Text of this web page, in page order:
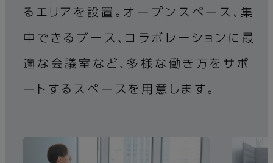
るエリアを設置。オープンスペース、集
中できるブース、コラボレーションに最
適な会議室など、多様な働き方をサポ
ートするスペースを用意します。